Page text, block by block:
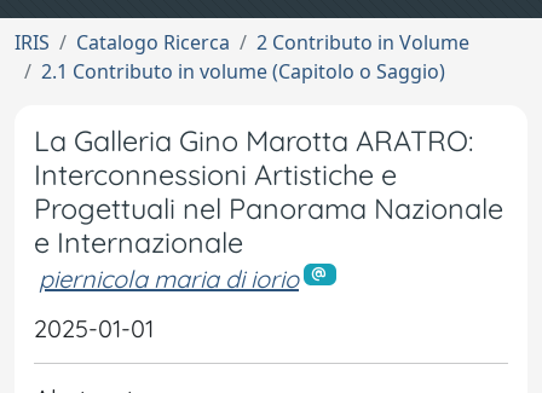
IRIS Catalogo Ricerca
2 Contributo in Volume
2.1 Contributo in volume (Capitolo o Saggio)
La Galleria Gino Marotta ARATRO:
Interconnessioni Artistiche e
Progettuali nel Panorama Nazionale
e Internazionale
piernicola maria di iorio
2025-01-01